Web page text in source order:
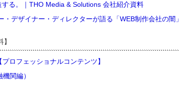
る。｜THO Media & Solutions 会社紹介資料
デザイナー・ディレクターが語る「WEB制作会社の闇」
ロフェッショナルコンテンツ】
関編）